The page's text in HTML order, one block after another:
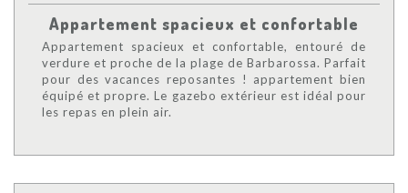
Appartement spacieux et confortable
Appartement spacieux et confortable, entouré de
verdure et proche de la plage de Barbarossa. Parfait
pour des vacances reposantes ! appartement bien
équipé et propre. Le gazebo extérieur est idéal pour
les repas en plein air.